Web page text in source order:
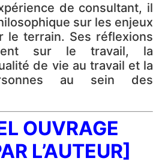
de consultant, il
sur les enjeux
le terrain. Ses réflexions
sur le travail, la
de vie au travail et la
au sein des
OUVRAGE
L’AUTEUR]